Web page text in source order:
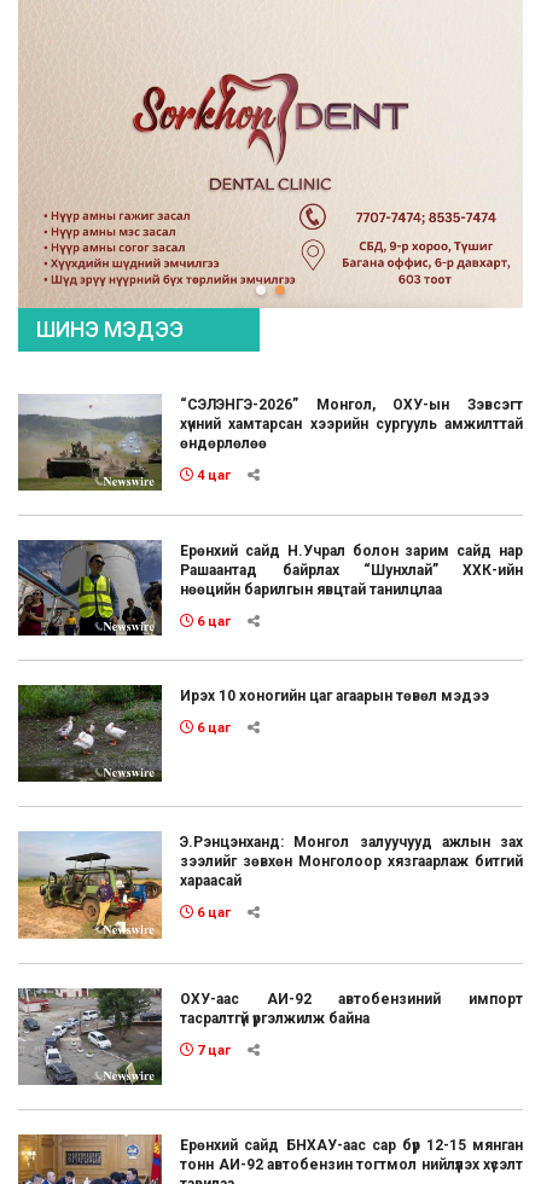
ШИНЭ МЭДЭЭ
“СЭЛЭНГЭ-2026” Монгол, ОХУ-ын Зэвсэгт
хүчний хамтарсан хээрийн сургууль амжилттай
өндөрлөлөө
4 цаг
Ерөнхий сайд Н.Учрал болон зарим сайд нар
Рашаантад байрлах “Шунхлай” ХХК-ийн
нөөцийн барилгын явцтай танилцлаа
6 цаг
Ирэх 10 хоногийн цаг агаарын төвөл мэдээ
6 цаг
Э.Рэнцэнханд: Монгол залуучууд ажлын зах
зээлийг зөвхөн Монголоор хязгаарлаж битгий
хараасай
6 цаг
ОХУ-аас АИ-92 автобензиний импорт
тасралтгүй үргэлжилж байна
7 цаг
Ерөнхий сайд БНХАУ-аас сар бүр 12-15 мянган
тонн АИ-92 автобензин тогтмол нийлүүлэх хүсэлт